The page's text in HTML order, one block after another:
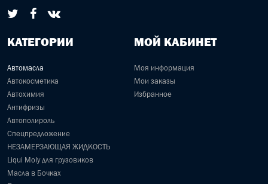
КАТЕГОРИИ
Автомасла
Автокосметика
Автохимия
Антифризы
Автополироль
Спецпредложение
НЕЗАМЕРЗАЮЩАЯ ЖИДКОСТЬ
Liqui Moly для грузовиков
Масла в Бочках
МОЙ КАБИНЕТ
Моя информация
Мои заказы
Избранное